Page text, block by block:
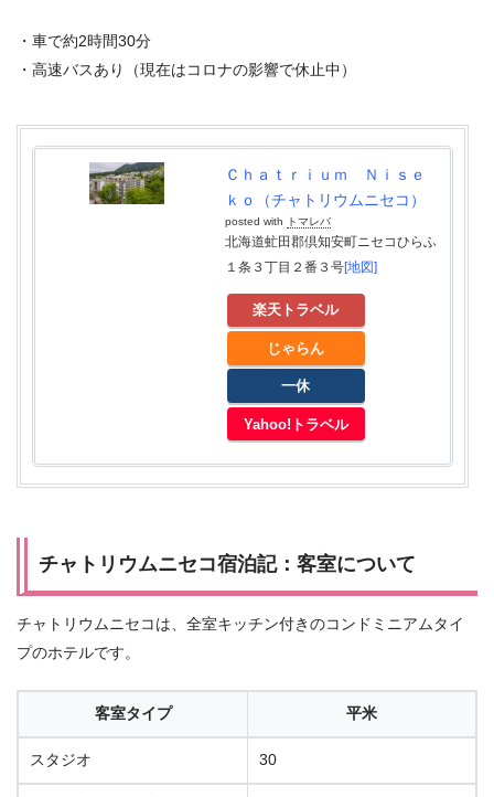
・車で約2時間30分
・高速バスあり（現在はコロナの影響で休止中）
Ｃｈａｔｒｉｕｍ Ｎｉｓｅ
ｋｏ（チャトリウムニセコ）
posted with トマレバ
北海道虻田郡倶知安町ニセコひらふ
１条３丁目２番３号[地図]
楽天トラベル
じゃらん
一休
Yahoo!トラベル
チャトリウムニセコ宿泊記：客室について
チャトリウムニセコは、全室キッチン付きのコンドミニアムタイ
プのホテルです。
客室タイプ 平米
スタジオ 30